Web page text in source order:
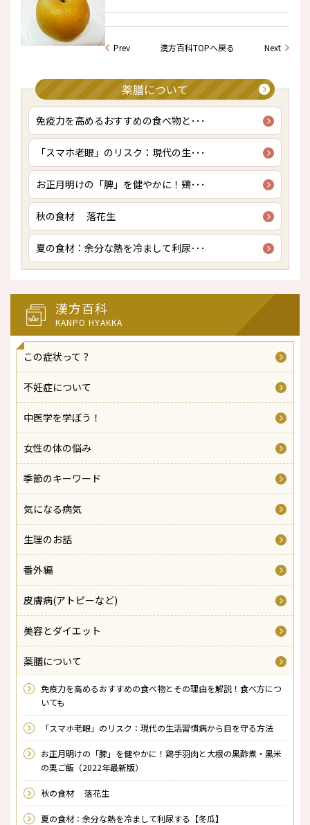
Prev 漢方百科TOPへ戻る Next
薬膳について
免疫力を高めるおすすめの食べ物と･･･
「スマホ老眼」のリスク：現代の生･･･
お正月明けの「脾」を健やかに！鶏･･･
秋の食材 落花生
夏の食材：余分な熱を冷まして利尿･･･
漢方百科
KANPO HYAKKA
この症状って？
不妊症について
中医学を学ぼう！
女性の体の悩み
季節のキーワード
気になる病気
生理のお話
番外編
皮膚病(アトピーなど)
美容とダイエット
薬膳について
免疫力を高めるおすすめの食べ物とその理由を解説！食べ方につ
いても
「スマホ老眼」のリスク：現代の生活習慣病から目を守る方法
お正月明けの「脾」を健やかに！鶏手羽肉と大根の黒酢煮・黒米
の栗ご飯（2022年最新版）
秋の食材 落花生
夏の食材：余分な熱を冷まして利尿する【冬瓜】